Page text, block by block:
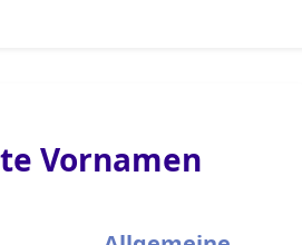
Vornamen